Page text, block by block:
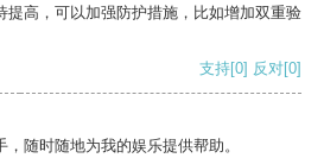
提高，可以加强防护措施，比如增加双重验
支持[0] 反对[0]
随时随地为我的娱乐提供帮助。